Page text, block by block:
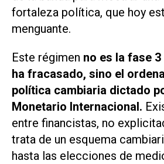
fortaleza política, que hoy
menguante.
Este régimen no es la fase
ha fracasado, sino el
política cambiaria dictado
Monetario Internacional.
entre financistas, no
trata de un esquema
hasta las elecciones de